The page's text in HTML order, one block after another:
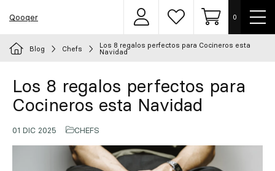
Qooqer
Elige tu uniforme
Delantales
Área
usuarios
Lista
deseos
Carrito
0
menú
Blog Chefs Los 8 regalos perfectos para Cocineros esta
Navidad
Los 8 regalos perfectos para
Cocineros esta Navidad
01 DIC 2025 CHEFS